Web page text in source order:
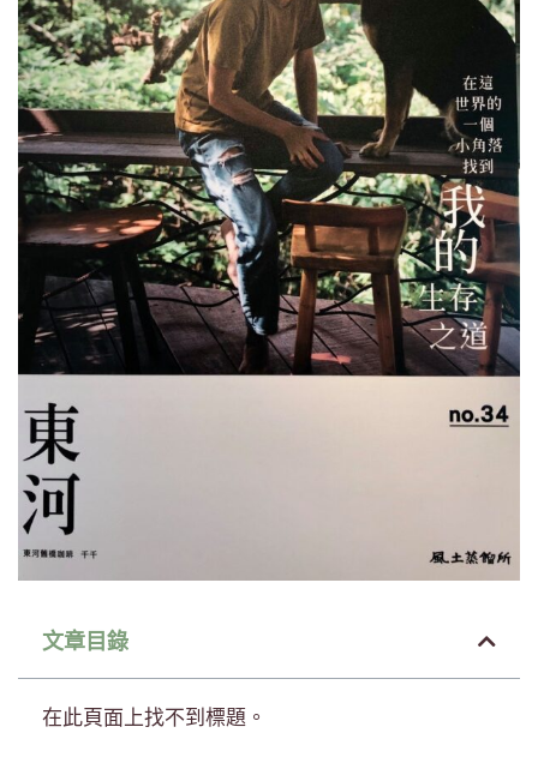
文章目錄
在此頁面上找不到標題。